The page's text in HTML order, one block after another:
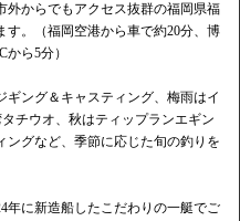
外からでもアクセス抜群の福岡県福
す。（福岡空港から車で約20分、博
ら5分）
ング＆キャスティング、梅雨はイ
チウオ、秋はティップランエギン
ングなど、季節に応じた旬の釣りを
年に新造船したこだわりの一艇でご